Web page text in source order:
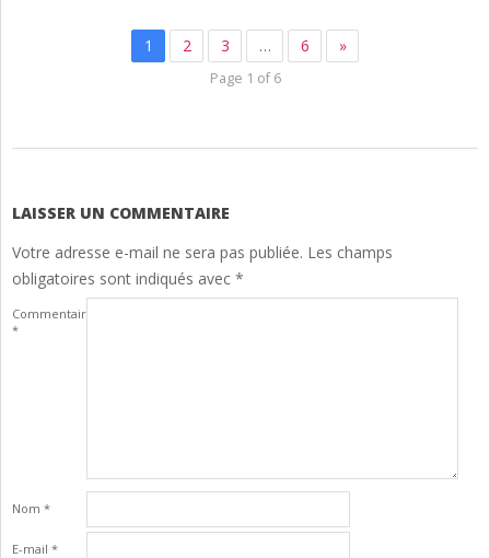
1 2 3 … 6 »
Page 1 of 6
07
LAISSER UN COMMENTAIRE
Votre adresse e-mail ne sera pas publiée. Les champs
obligatoires sont indiqués avec *
Commentaire
*
Nom *
E-mail *